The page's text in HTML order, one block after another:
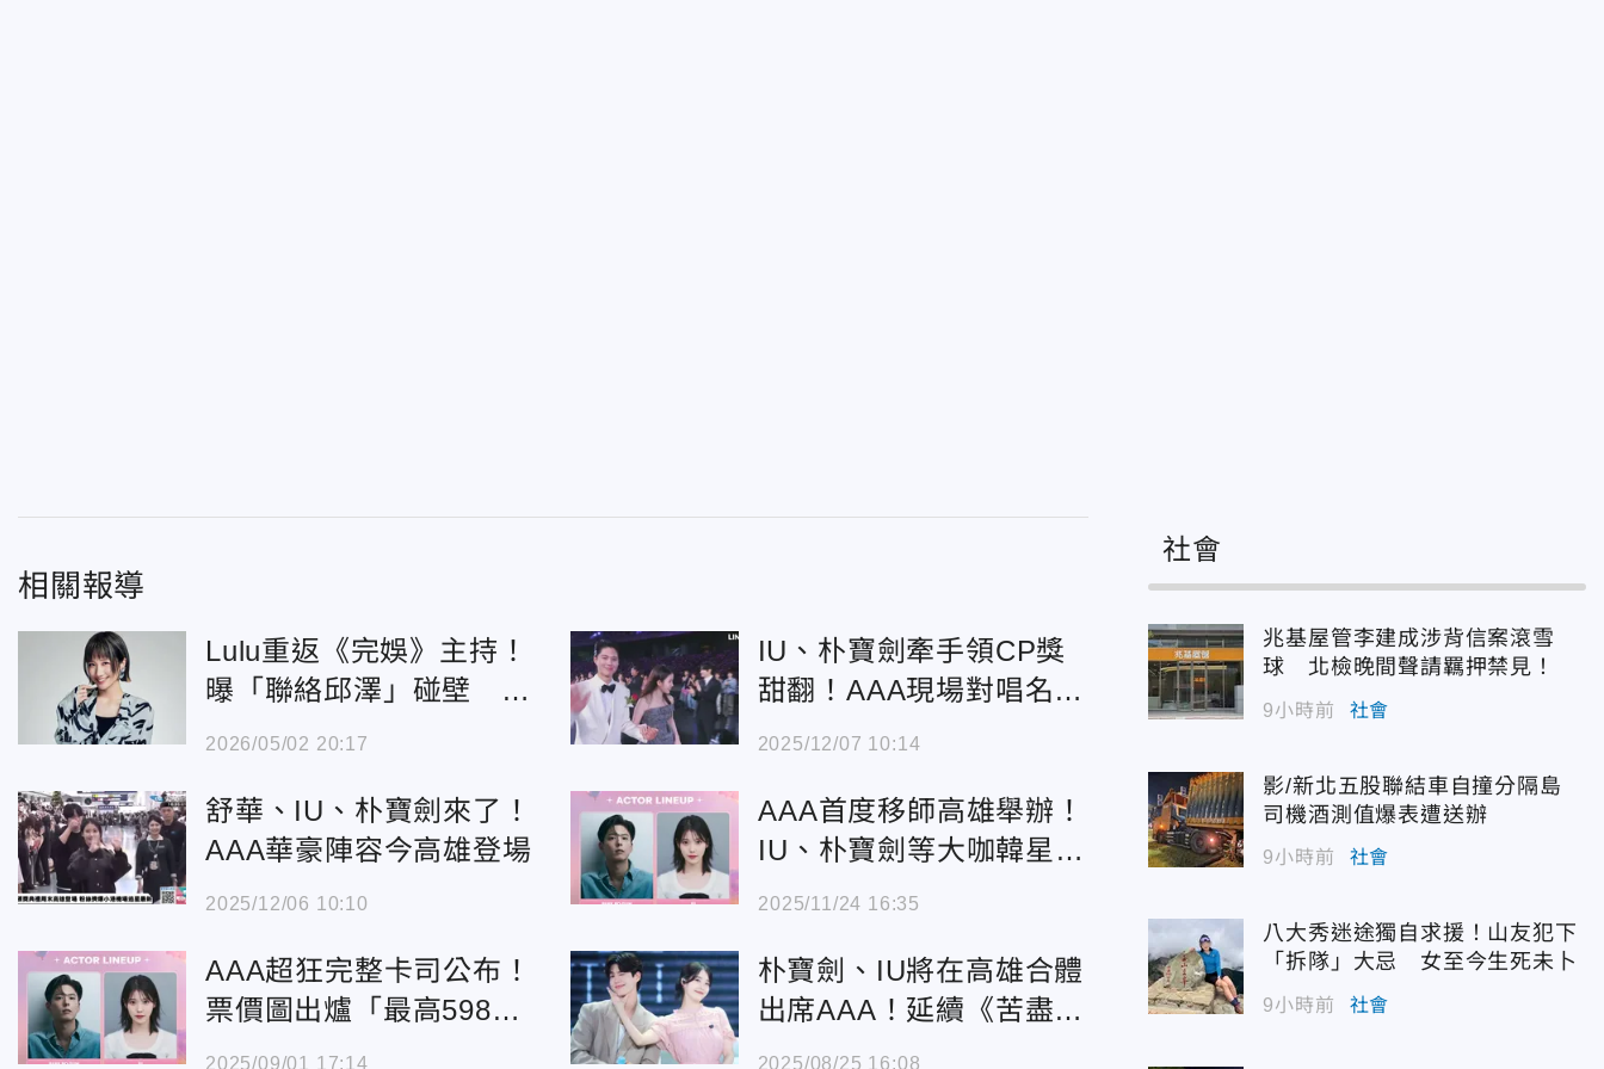
相關報導
Lulu重返《完娛》主持！
曝「聯絡邱澤」碰壁 許
願訪問朴寶劍
2026/05/02 20:17
IU、朴寶劍牽手領CP獎
甜翻！AAA現場對唱名曲
粉絲感動
2025/12/07 10:14
舒華、IU、朴寶劍來了！
AAA華豪陣容今高雄登場
2025/12/06 10:10
AAA首度移師高雄舉辦！
IU、朴寶劍等大咖韓星要
來了
2025/11/24 16:35
AAA超狂完整卡司公布！
票價圖出爐「最高598
0、最低1980元」
2025/09/01 17:14
朴寶劍、IU將在高雄合體
出席AAA！延續《苦盡柑
來》高人氣
2025/08/25 16:08
社會
兆基屋管李建成涉背信案滾雪
球 北檢晚間聲請羈押禁見！
9小時前 社會
影/新北五股聯結車自撞分隔島
司機酒測值爆表遭送辦
9小時前 社會
八大秀迷途獨自求援！山友犯下
「拆隊」大忌 女至今生死未卜
9小時前 社會